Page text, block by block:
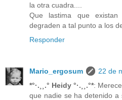
la otra cuadra....
Que lastima que
degraden a tal punto a los
Responder
Mario_ergosum
22 de
*°·.¸¸.° Heidy °·.¸¸.°*:
que nadie se ha detenido